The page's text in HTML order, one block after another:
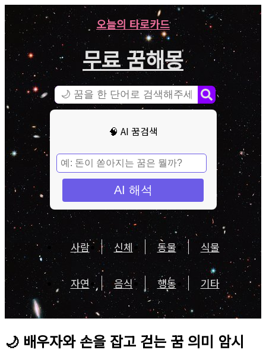
오늘의 타로카드
무료 꿈해몽
🧠 AI 꿈검색
AI 해석
사람 신체 동물 식물
자연 음식 행동 기타
🌙 배우자와 손을 잡고 걷는 꿈 의미 암시